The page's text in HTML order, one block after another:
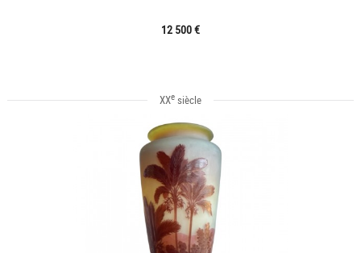
12 500 €
XXesiècle